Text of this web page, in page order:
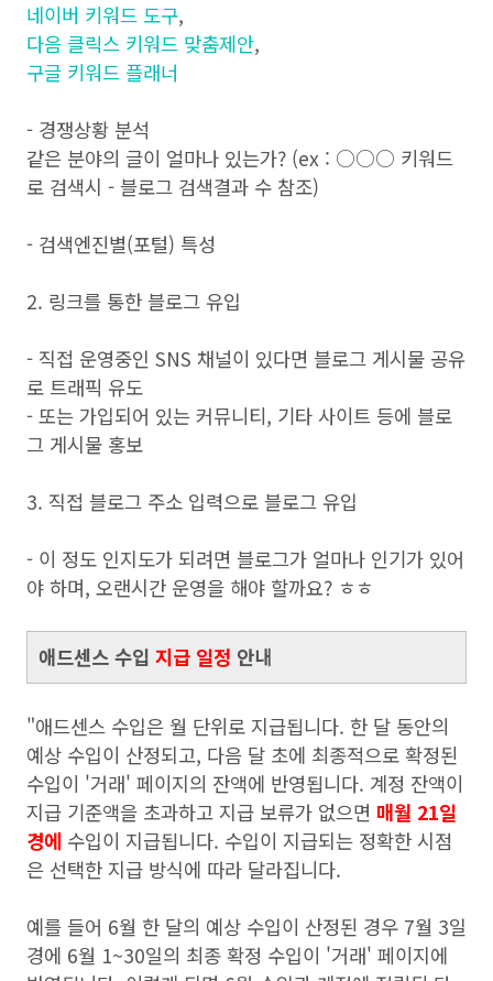
네이버 키워드 도구,
다음 클릭스 키워드 맞춤제안,
구글 키워드 플래너
- 경쟁상황 분석
같은 분야의 글이 얼마나 있는가? (ex : ○○○ 키워드
로 검색시 - 블로그 검색결과 수 참조)
- 검색엔진별(포털) 특성
2. 링크를 통한 블로그 유입
- 직접 운영중인 SNS 채널이 있다면 블로그 게시물 공유
로 트래픽 유도
- 또는 가입되어 있는 커뮤니티, 기타 사이트 등에 블로
그 게시물 홍보
3. 직접 블로그 주소 입력으로 블로그 유입
- 이 정도 인지도가 되려면 블로그가 얼마나 인기가 있어
야 하며, 오랜시간 운영을 해야 할까요? ㅎㅎ
애드센스 수입 지급 일정 안내
"애드센스 수입은 월 단위로 지급됩니다. 한 달 동안의
예상 수입이 산정되고, 다음 달 초에 최종적으로 확정된
수입이 '거래' 페이지의 잔액에 반영됩니다. 계정 잔액이
지급 기준액을 초과하고 지급 보류가 없으면 매월 21일
경에 수입이 지급됩니다. 수입이 지급되는 정확한 시점
은 선택한 지급 방식에 따라 달라집니다.
예를 들어 6월 한 달의 예상 수입이 산정된 경우 7월 3일
경에 6월 1~30일의 최종 확정 수입이 '거래' 페이지에